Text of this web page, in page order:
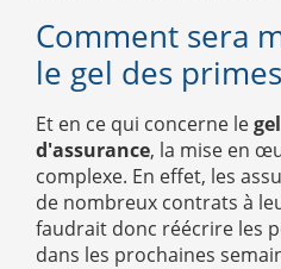
Comment sera
le gel des
Et en ce qui concerne le
d'assurance, la mise en
complexe. En effet, les
de nombreux contrats à
faudrait donc réécrire les
dans les prochaines